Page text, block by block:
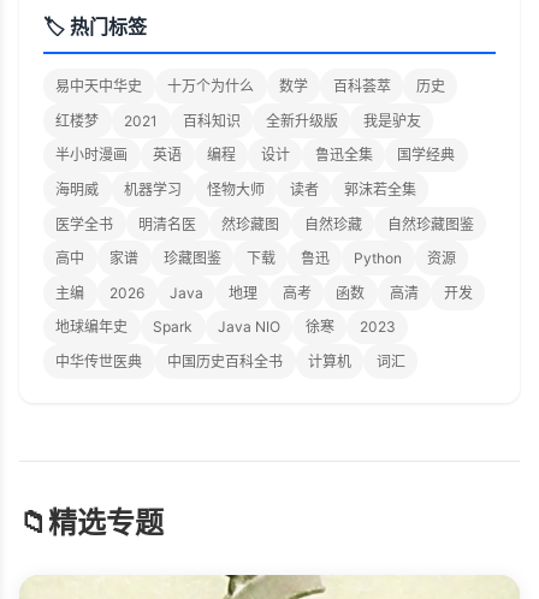
🏷️ 热门标签
易中天中华史 十万个为什么 数学 百科荟萃
历史
红楼梦
2021 百科知识 全新升级版
我是驴友
半小时漫画
英语 编程 设计 鲁迅全集
国学经典
海明威
机器学习 怪物大师 读者
郭沫若全集
医学全书
明清名医 然珍藏图 自然珍藏
自然珍藏图鉴
高中
家谱 珍藏图鉴 下载 鲁迅 Python
资源
主编
2026 Java 地理 高考 函数 高清
开发
地球编年史
Spark Java NIO 徐寒
2023
中华传世医典
中国历史百科全书 计算机 词汇
📁精选专题